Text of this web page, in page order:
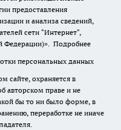
предоставления
и анализа сведений,
сети "Интернет",
Федерации)». Подробнее
персональных данных
сайте, охраняется в
авторском праве и не
бы то ни было форме, в
переработке не иначе